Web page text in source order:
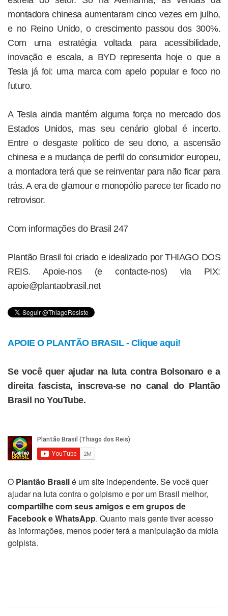
montadora chinesa aumentaram cinco vezes em julho,
e no Reino Unido, o crescimento passou dos 300%.
Com uma estratégia voltada para acessibilidade,
inovação e escala, a BYD representa hoje o que a
Tesla já foi: uma marca com apelo popular e foco no
futuro.
A Tesla ainda mantém alguma força no mercado dos
Estados Unidos, mas seu cenário global é incerto.
Entre o desgaste político de seu dono, a ascensão
chinesa e a mudança de perfil do consumidor europeu,
a montadora terá que se reinventar para não ficar para
trás. A era de glamour e monopólio parece ter ficado no
retrovisor.
Com informações do Brasil 247
Plantão Brasil foi criado e idealizado por THIAGO DOS
REIS. Apoie-nos (e contacte-nos) via PIX:
apoie@plantaobrasil.net
APOIE O PLANTÃO BRASIL - Clique aqui!
Se você quer ajudar na luta contra Bolsonaro e a
direita fascista, inscreva-se no canal do Plantão
Brasil no YouTube.
O Plantão Brasilé um site independente. Se você quer
ajudar na luta contra o golpismo e por um Brasil melhor,
compartilhe com seus amigos e em grupos de
Facebook e WhatsApp. Quanto mais gente tiver acesso
às informações, menos poder terá a manipulação da mídia
golpista.